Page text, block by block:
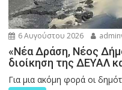
6 Αυγούστου 2026
«Νέα Δράση, Νέος
διοίκηση της ΔΕΥΑΛ
Για μια ακόμη φορά οι